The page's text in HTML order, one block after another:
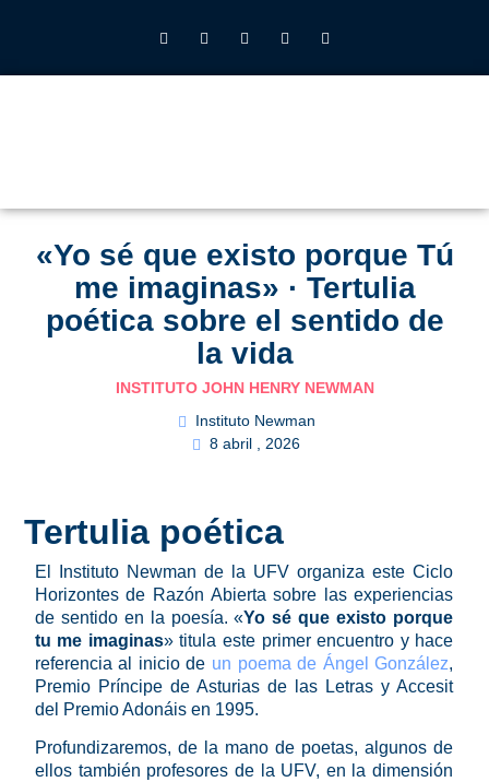
«Yo sé que existo porque Tú
me imaginas» · Tertulia
poética sobre el sentido de
la vida
INSTITUTO JOHN HENRY NEWMAN
Instituto Newman
8 abril , 2026
Tertulia poética
El Instituto Newman de la UFV organiza este Ciclo
Horizontes de Razón Abierta sobre las experiencias
de sentido en la poesía. «Yo sé que existo porque
tu me imaginas» titula este primer encuentro y hace
referencia al inicio de un poema de Ángel González,
Premio Príncipe de Asturias de las Letras y Accesit
del Premio Adonáis en 1995.
Profundizaremos, de la mano de poetas, algunos de
ellos también profesores de la UFV, en la dimensión